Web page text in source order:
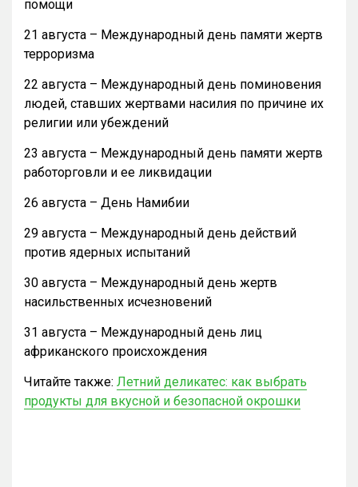
помощи
21 августа – Международный день памяти жертв
терроризма
22 августа – Международный день поминовения
людей, ставших жертвами насилия по причине их
религии или убеждений
23 августа – Международный день памяти жертв
работорговли и ее ликвидации
26 августа – День Намибии
29 августа – Международный день действий
против ядерных испытаний
30 августа – Международный день жертв
насильственных исчезновений
31 августа – Международный день лиц
африканского происхождения
Читайте также: Летний деликатес: как выбрать
продукты для вкусной и безопасной окрошки